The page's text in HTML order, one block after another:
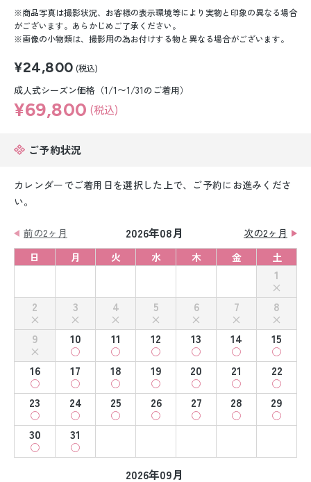
白無垢&紋付袴レンタル
引き振袖レンタル
小物販売品
商品写真は撮影状況、お客様の表示環境等により実物と印象の異なる場合
がございます。あらかじめご了承ください。
画像の小物類は、撮影用の為お付けする物と異なる場合がございます。
¥24,800 (税込)
成人式シーズン価格（1/1〜1/31のご着用）
¥69,800 (税込)
ご予約状況
カレンダーでご着用日を選択した上で、ご予約にお進みくださ
い。
前の2ヶ月 2026年08月
次の2ヶ月
日
月 火 水 木 金 土
1
2
3 4 5 6 7
8
9
10 11 12 13 14
15
16
17 18 19 20 21
22
23
24 25 26 27 28
29
30
31
2026年09月